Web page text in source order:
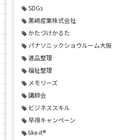
SDGs
黒崎産業株式会社
かたづけかるた
パナソニックショウルーム大阪
遺品整理
福祉整理
メモリーズ
講師会
ビジネススキル
早得キャンペーン
like-it®